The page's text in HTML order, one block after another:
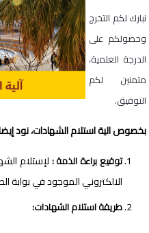
نبارك لكم التخرج
وحصولكم على
الدرجة العلمية،
متمنين لكم
التوفيق.
بخصوص الية استلام الشهادات، نود
توقيع براءة الذمة : لإستلام
الالكتروني الموجود في بوابة
طريقة استلام الشهادات: